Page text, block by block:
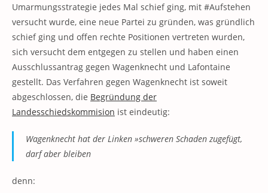
Umarmungsstrategie jedes Mal schief ging, mit #Aufstehen
versucht wurde, eine neue Partei zu gründen, was gründlich
schief ging und offen rechte Positionen vertreten wurden,
sich versucht dem entgegen zu stellen und haben einen
Ausschlussantrag gegen Wagenknecht und Lafontaine
gestellt. Das Verfahren gegen Wagenknecht ist soweit
abgeschlossen, die Begründung der
Landesschiedskommision ist eindeutig:
Wagenknecht hat der Linken »schweren Schaden zugefügt,
darf aber bleiben
denn: